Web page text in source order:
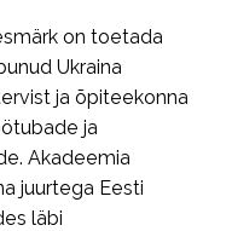
on toetada
Ukraina
ja õpiteekonna
ja
Akadeemia
juurtega Eesti
läbi